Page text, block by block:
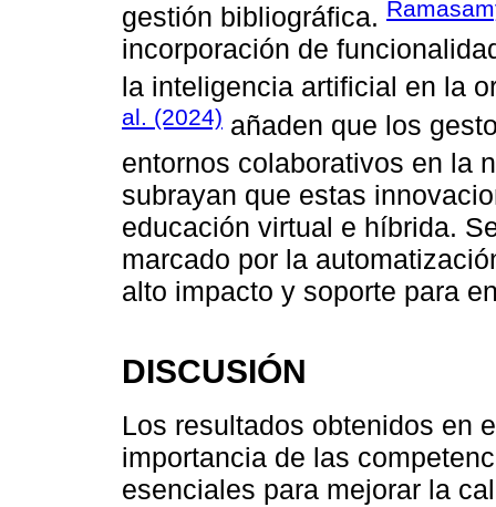
gestión bibliográfica.
incorporación de
la inteligencia artificial en la
al. (2024) añaden que los
entornos colaborativos en la
subrayan que estas
educación virtual e híbrida.
marcado por la
alto impacto y soporte para
DISCUSIÓN
Los resultados obtenidos en
importancia de las
esenciales para mejorar la